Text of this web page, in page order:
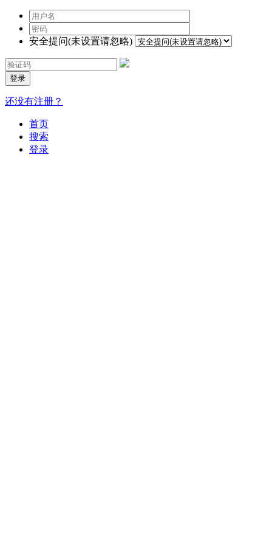
安全提问(未设置请忽略)
登录
还没有注册？
首页
搜索
登录